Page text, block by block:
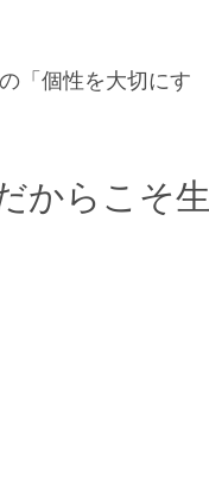
「個性を大切にす
からこそ生